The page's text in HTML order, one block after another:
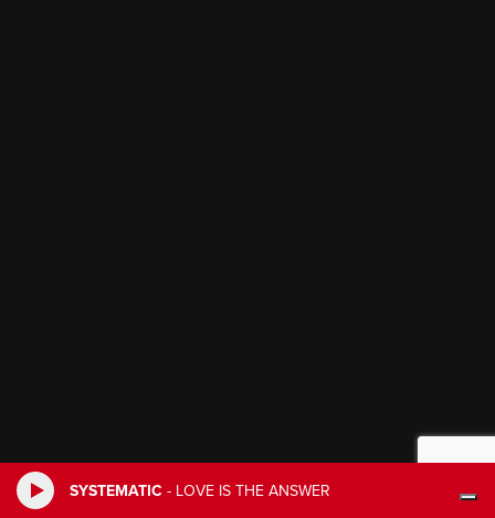
SYSTEMATIC - LOVE IS THE ANSWER